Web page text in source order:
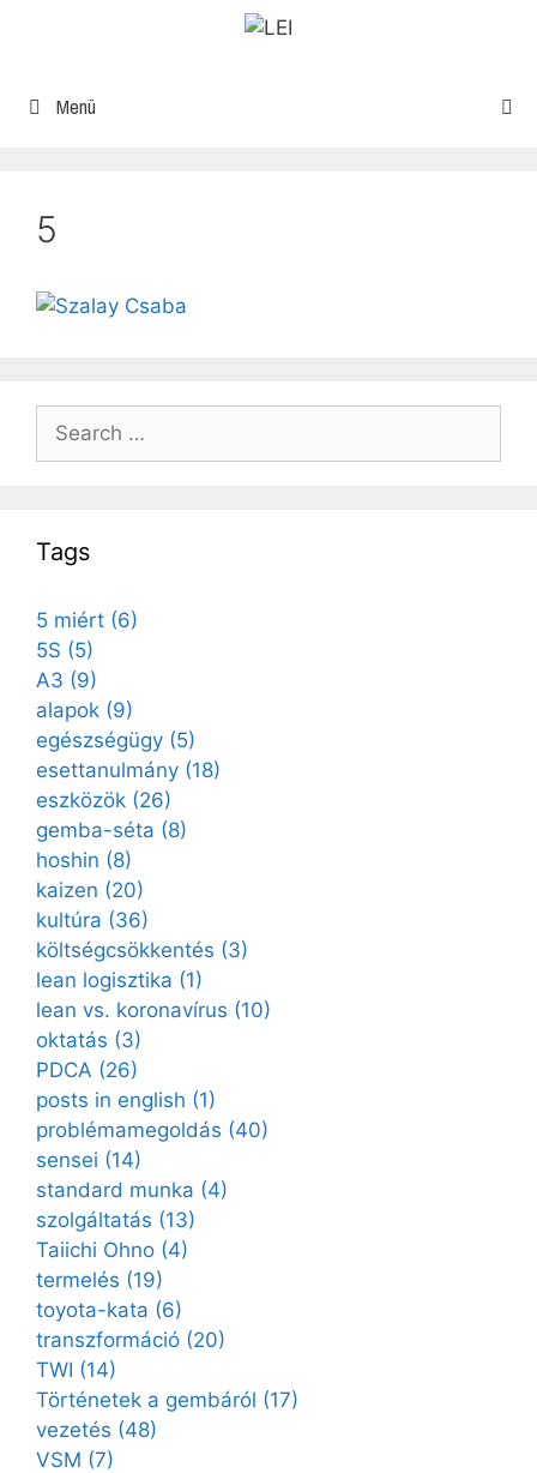
Menü
5
Tags
5 miért (6)
5S (5)
A3 (9)
alapok (9)
egészségügy (5)
esettanulmány (18)
eszközök (26)
gemba-séta (8)
hoshin (8)
kaizen (20)
kultúra (36)
költségcsökkentés (3)
lean logisztika (1)
lean vs. koronavírus (10)
oktatás (3)
PDCA (26)
posts in english (1)
problémamegoldás (40)
sensei (14)
standard munka (4)
szolgáltatás (13)
Taiichi Ohno (4)
termelés (19)
toyota-kata (6)
transzformáció (20)
TWI (14)
Történetek a gembáról (17)
vezetés (48)
VSM (7)